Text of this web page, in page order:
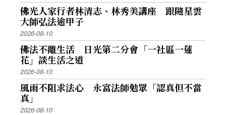
佛光人家行者林清志、林秀美講座 跟隨星雲
大師弘法逾甲子
2026-08-10
佛法不離生活 日光第二分會「一社區一蓮
花」談生活之道
2026-08-10
風雨不阻求法心 永富法師勉眾「認真但不當
真」
2026-08-10